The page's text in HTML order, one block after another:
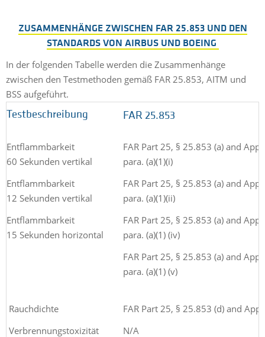
ZUSAMMENHÄNGE ZWISCHEN FAR 25.853 UND DEN
STANDARDS VON AIRBUS UND BOEING
In der folgenden Tabelle werden die Zusammenhänge
zwischen den Testmethoden gemäß FAR 25.853, AITM und
BSS aufgeführt.
Testbeschreibung FAR 25.853
Entflammbarkeit
60 Sekunden vertikal
FAR Part 25, § 25.853 (a) and
para. (a)(1)(i)
Entflammbarkeit
12 Sekunden vertikal
FAR Part 25, § 25.853 (a) and
para. (a)(1)(ii)
Entflammbarkeit
15 Sekunden horizontal
FAR Part 25, § 25.853 (a) and
para. (a)(1) (iv)
FAR Part 25, § 25.853 (a) and
para. (a)(1) (v)
Rauchdichte
FAR Part 25, § 25.853 (d) and
Verbrennungstoxizität
N/A